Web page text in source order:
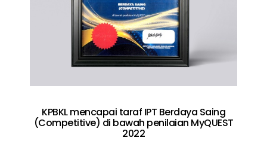
KPBKL mencapai taraf IPT Berdaya Saing
(Competitive) di bawah penilaian MyQUEST
2022